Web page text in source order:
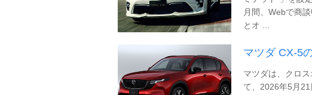
月間、Webで商
とオ ...
マツダ CX-5
マツダは、クロ
て、2026年5月